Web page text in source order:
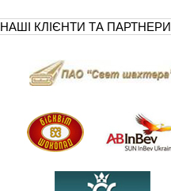
НАШІ КЛІЄНТИ ТА ПАРТНЕРИ